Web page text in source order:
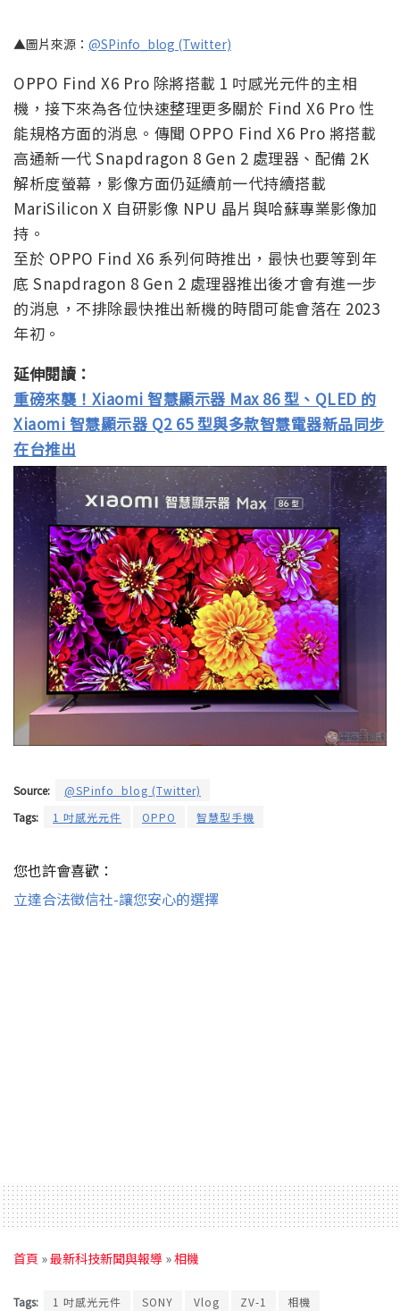
▲圖片來源： @SPinfo_blog (Twitter)
OPPO Find X6 Pro 除將搭載 1 吋感光元件的主相
機，接下來為各位快速整理更多關於 Find X6 Pro 性
能規格方面的消息。傳聞 OPPO Find X6 Pro 將搭載
高通新一代 Snapdragon 8 Gen 2 處理器、配備 2K
解析度螢幕，影像方面仍延續前一代持續搭載
MariSilicon X 自研影像 NPU 晶片與哈蘇專業影像加
持。
至於 OPPO Find X6 系列何時推出，最快也要等到年
底 Snapdragon 8 Gen 2 處理器推出後才會有進一步
的消息，不排除最快推出新機的時間可能會落在 2023
年初。
延伸閱讀：
重磅來襲！Xiaomi 智慧顯示器 Max 86 型、QLED 的
Xiaomi 智慧顯示器 Q2 65 型與多款智慧電器新品同步
在台推出
Source:
@SPinfo_blog (Twitter)
Tags:
1 吋感光元件 OPPO 智慧型手機
您也許會喜歡：
立達合法徵信社-讓您安心的選擇
首頁 »最新科技新聞與報導 »相機
Tags: 1 吋感光元件 SONY Vlog ZV-1 相機